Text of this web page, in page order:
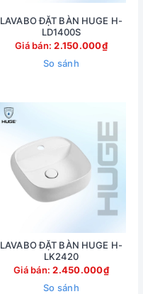
LAVABO ĐẶT BÀN HUGE H-
LD1400S
Giá bán:2.150.000₫
So sánh
LAVABO ĐẶT BÀN HUGE H-
LK2420
Giá bán:2.450.000₫
So sánh